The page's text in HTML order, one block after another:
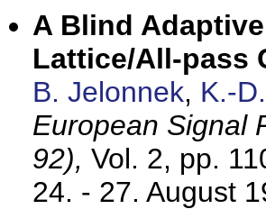
A Blind
Lattice/All-pass
B. Jelonnek, K.-
European Signal
92), Vol. 2, pp.
24. - 27. August